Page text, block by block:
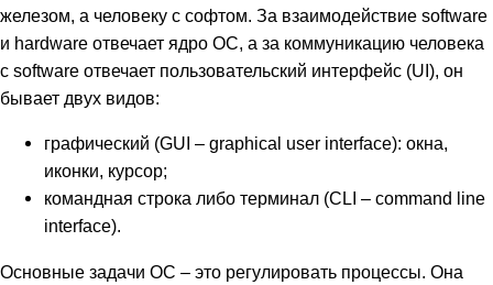
железом, а человеку с софтом. За взаимодействие software
и hardware отвечает ядро ОС, а за коммуникацию человека
с software отвечает пользовательский интерфейс (UI), он
бывает двух видов:
графический (GUI – graphical user interface): окна,
иконки, курсор;
командная строка либо терминал (CLI – command line
interface).
Основные задачи ОС – это регулировать процессы. Она